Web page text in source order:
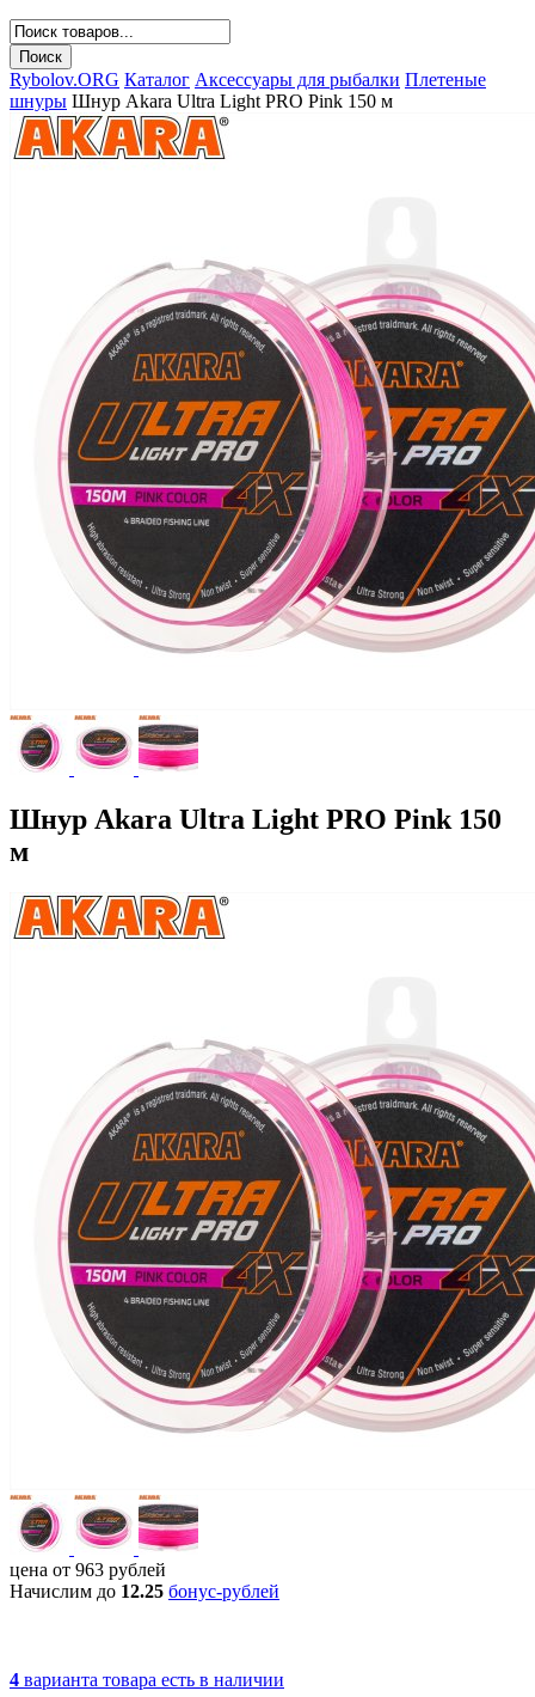
Rybolov.ORG Каталог Аксессуары для рыбалки Плетеные
шнуры Шнур Akara Ultra Light PRO Pink 150 м
Шнур Akara Ultra Light PRO Pink 150
м
цена от 963 рублей
Начислим до 12.25 бонус-рублей
4 варианта товара есть в наличии